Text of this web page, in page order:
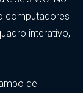
computadores
interativo,
de